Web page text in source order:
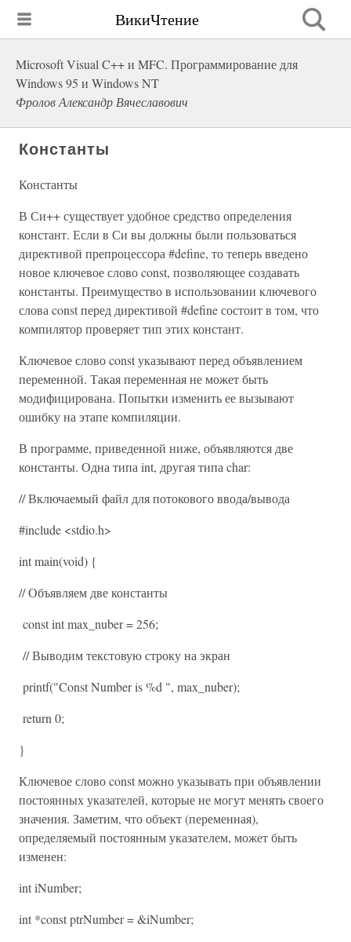
ВикиЧтение
Microsoft Visual C++ и MFC. Программирование для
Windows 95 и Windows NT
Фролов Александр Вячеславович
Константы
Константы
В Си++ существует удобное средство определения
констант. Если в Си вы должны были пользоваться
директивой препроцессора #define, то теперь введено
новое ключевое слово const, позволяющее создавать
константы. Преимущество в использовании ключевого
слова const перед директивой #define состоит в том, что
компилятор проверяет тип этих констант.
Ключевое слово const указывают перед объявлением
переменной. Такая переменная не может быть
модифицирована. Попытки изменить ее вызывают
ошибку на этапе компиляции.
В программе, приведенной ниже, объявляются две
константы. Одна типа int, другая типа char:
// Включаемый файл для потокового ввода/вывода
#include <stdio.h>
int main(void) {
// Объявляем две константы
const int max_nuber = 256;
// Выводим текстовую строку на экран
printf("Const Number is %d ", max_nuber);
return 0;
}
Ключевое слово const можно указывать при объявлении
постоянных указателей, которые не могут менять своего
значения. Заметим, что объект (переменная),
определяемый постоянным указателем, может быть
изменен:
int iNumber;
int *const ptrNumber = &iNumber;